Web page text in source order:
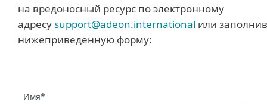
на вредоносный ресурс по электронному
адресуsupport@adeon.international или заполнив
нижеприведенную форму: